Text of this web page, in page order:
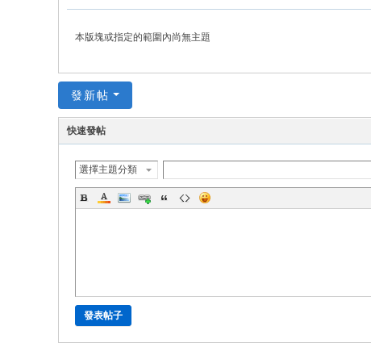
本版塊或指定的範圍內尚無主題
發新帖
快速發帖
選擇主題分類
發表帖子